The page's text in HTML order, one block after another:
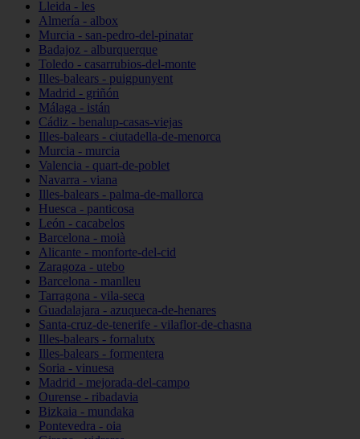
Lleida - les
Almería - albox
Murcia - san-pedro-del-pinatar
Badajoz - alburquerque
Toledo - casarrubios-del-monte
Illes-balears - puigpunyent
Madrid - griñón
Málaga - istán
Cádiz - benalup-casas-viejas
Illes-balears - ciutadella-de-menorca
Murcia - murcia
Valencia - quart-de-poblet
Navarra - viana
Illes-balears - palma-de-mallorca
Huesca - panticosa
León - cacabelos
Barcelona - moià
Alicante - monforte-del-cid
Zaragoza - utebo
Barcelona - manlleu
Tarragona - vila-seca
Guadalajara - azuqueca-de-henares
Santa-cruz-de-tenerife - vilaflor-de-chasna
Illes-balears - fornalutx
Illes-balears - formentera
Soria - vinuesa
Madrid - mejorada-del-campo
Ourense - ribadavia
Bizkaia - mundaka
Pontevedra - oia